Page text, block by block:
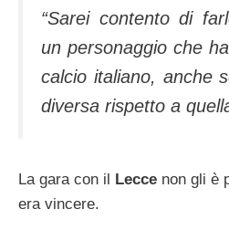
“Sarei contento di
un personaggio che
calcio italiano, anche
diversa rispetto a
La gara con il Lecce non gli è
era vincere.